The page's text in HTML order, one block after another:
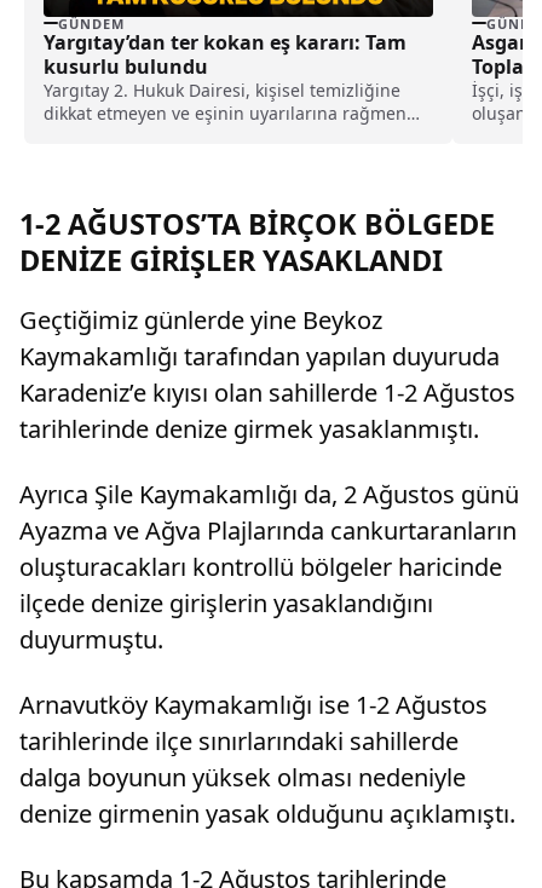
GÜNDEM
Yargıtay’dan ter kokan eş kararı: Tam
kusurlu bulundu
Yargıtay 2. Hukuk Dairesi, kişisel temizliğine
dikkat etmeyen ve eşinin uyarılarına rağmen
lira tazminat ödemesine karar verildi.
Asgari
İşçi,
oluşan
1-2 AĞUSTOS’TA BİRÇOK BÖLGEDE
DENİZE GİRİŞLER YASAKLANDI
Geçtiğimiz günlerde yine Beykoz
Kaymakamlığı tarafından yapılan duyuruda
Karadeniz’e kıyısı olan sahillerde 1-2 Ağustos
tarihlerinde denize girmek yasaklanmıştı.
Ayrıca Şile Kaymakamlığı da, 2 Ağustos günü
Ayazma ve Ağva Plajlarında cankurtaranların
oluşturacakları kontrollü bölgeler haricinde
ilçede denize girişlerin yasaklandığını
duyurmuştu.
Arnavutköy Kaymakamlığı ise 1-2 Ağustos
tarihlerinde ilçe sınırlarındaki sahillerde
dalga boyunun yüksek olması nedeniyle
denize girmenin yasak olduğunu açıklamıştı.
Bu kapsamda 1-2 Ağustos tarihlerinde